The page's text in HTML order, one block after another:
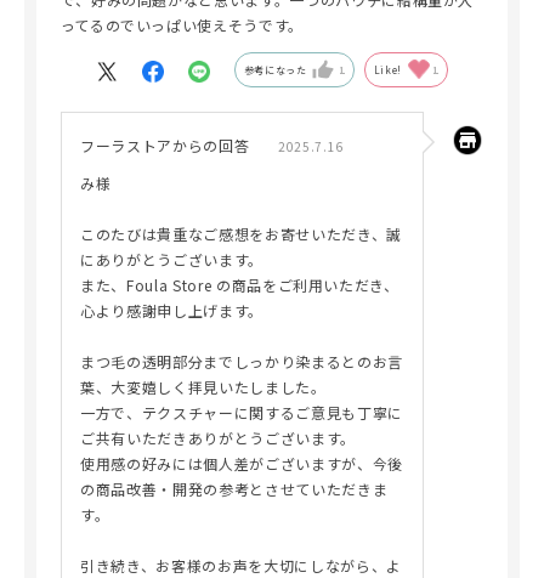
ってるのでいっぱい使えそうです。
参考になった 1 Like! 1
フーラストアからの回答 2025.7.16
み様
このたびは貴重なご感想をお寄せいただき、誠
にありがとうございます。
また、Foula Store の商品をご利用いただき、
心より感謝申し上げます。
まつ毛の透明部分までしっかり染まるとのお言
葉、大変嬉しく拝見いたしました。
一方で、テクスチャーに関するご意見も丁寧に
ご共有いただきありがとうございます。
使用感の好みには個人差がございますが、今後
の商品改善・開発の参考とさせていただきま
す。
引き続き、お客様のお声を大切にしながら、よ